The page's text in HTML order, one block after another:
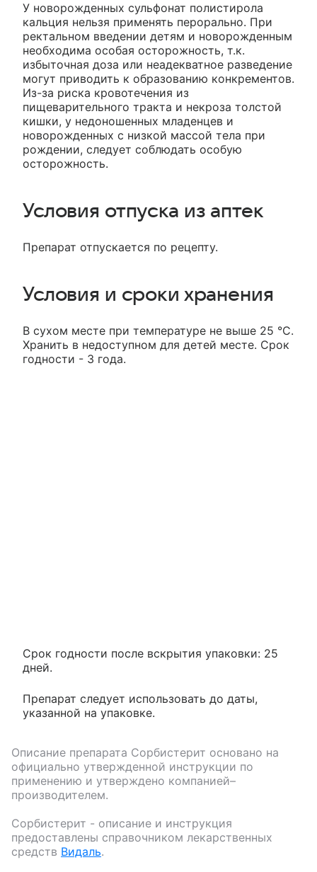
У новорожденных сульфонат полистирола
кальция нельзя применять перорально. При
ректальном введении детям и новорожденным
необходима особая осторожность, т.к.
избыточная доза или неадекватное разведение
могут приводить к образованию конкрементов.
Из-за риска кровотечения из
пищеварительного тракта и некроза толстой
кишки, у недоношенных младенцев и
новорожденных с низкой массой тела при
рождении, следует соблюдать особую
осторожность.
Условия отпуска из аптек
Препарат отпускается по рецепту.
Условия и сроки хранения
В сухом месте при температуре не выше 25 °С.
Хранить в недоступном для детей месте. Срок
годности - 3 года.
Срок годности после вскрытия упаковки: 25
дней.
Препарат следует использовать до даты,
указанной на упаковке.
Описание препарата Сорбистерит основано на
официально утвержденной инструкции по
применению и утверждено компанией–
производителем.
Сорбистерит - описание и инструкция
предоставлены справочником лекарственных
средств Видаль.